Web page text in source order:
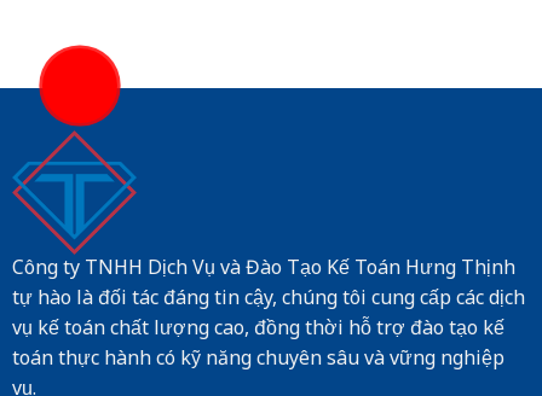
Công ty TNHH Dịch Vụ và Đào Tạo Kế Toán Hưng Thịnh
tự hào là đối tác đáng tin cậy, chúng tôi cung cấp các dịch
vụ kế toán chất lượng cao, đồng thời hỗ trợ đào tạo kế
toán thực hành có kỹ năng chuyên sâu và vững nghiệp